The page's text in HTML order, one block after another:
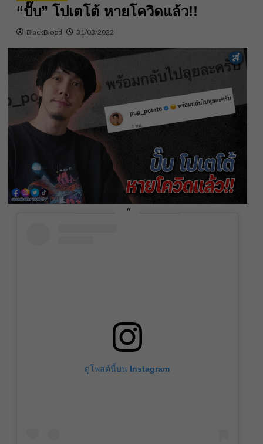
“ปั๊บ” โปเตโต้ หายโควิดแล้ว!!
BlackBlood 31/03/2022
ดูโพสต์นี้บน Instagram